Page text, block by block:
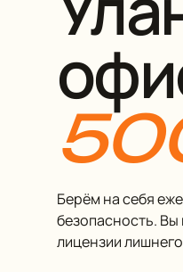
Берём на себя
безопасность. Вы
лицензии